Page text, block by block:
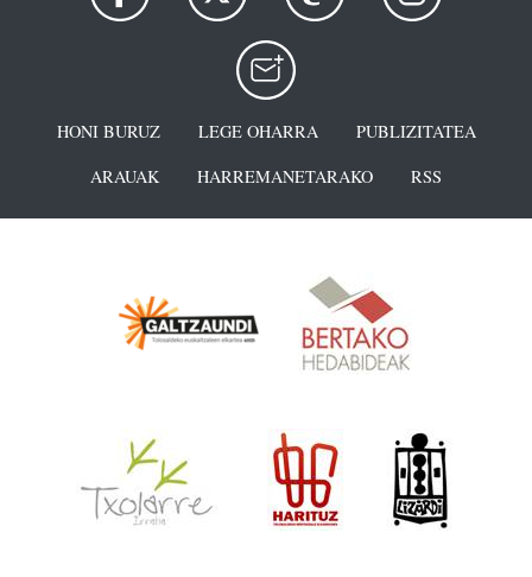
HONI BURUZ LEGE OHARRA
PUBLIZITATEA
ARAUAK
HARREMANETARAKO RSS